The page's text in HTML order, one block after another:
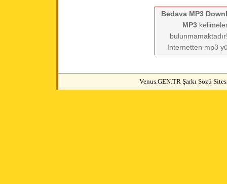
Bedava MP3
MP3
Internetten mp3
Venus.GEN.TR Şarkı Sözü